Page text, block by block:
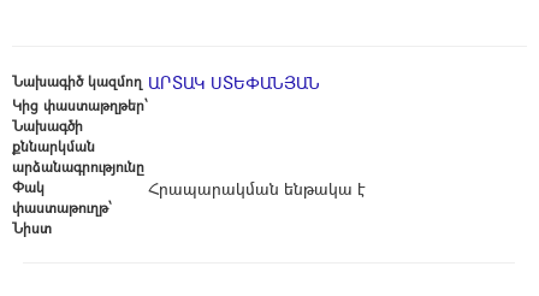
Նախագիծ կազմող ԱՐՏԱԿ ՍՏԵՓԱՆՅԱՆ
Կից փաստաթղթեր՝
Նախագծի
քննարկման
արձանագրությունը
Փակ
փաստաթուղթ՝
Հրապարակման ենթակա է
Նիստ